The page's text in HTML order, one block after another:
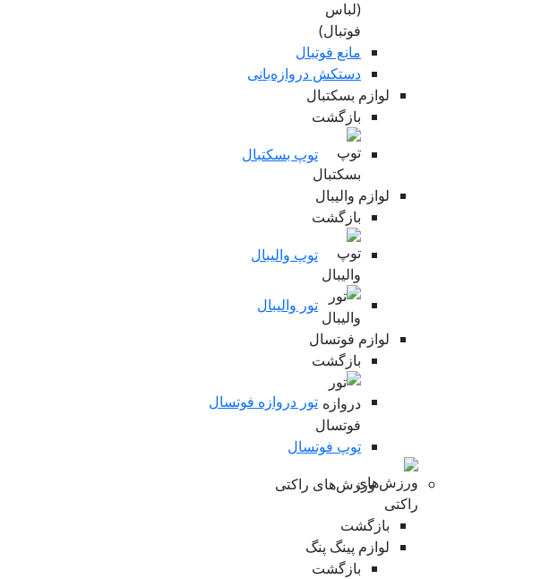
مانع فوتبال
دستکش دروازه‌بانی
لوازم بسکتبال
بازگشت
توپ بسکتبال
لوازم والیبال
بازگشت
توپ والیبال
تور والیبال
لوازم فوتسال
بازگشت
تور دروازه فوتسال
توپ فوتسال
ورزش‌های راکتی
بازگشت
لوازم پینگ پنگ
بازگشت